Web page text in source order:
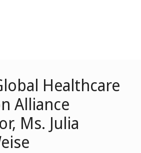
Healthcare
Alliance
Ms. Julia